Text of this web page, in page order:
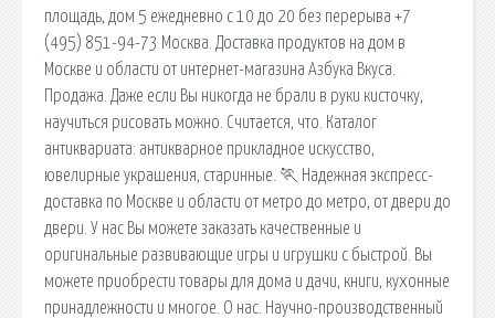
площадь, дом 5 ежедневно с 10 до 20 без перерыва +7
(495) 851-94-73 Москва. Доставка продуктов на дом в
Москве и области от интернет-магазина Азбука Вкуса.
Продажа. Даже если Вы никогда не брали в руки кисточку,
научиться рисовать можно. Считается, что. Каталог
антиквариата: антикварное прикладное искусство,
ювелирные украшения, старинные. 🏃 Надежная экспресс-
доставка по Москве и области от метро до метро, от двери до
двери. У нас Вы можете заказать качественные и
оригинальные развивающие игры и игрушки с быстрой. Вы
можете приобрести товары для дома и дачи, книги, кухонные
принадлежности и многое. О нас. Научно-производственный